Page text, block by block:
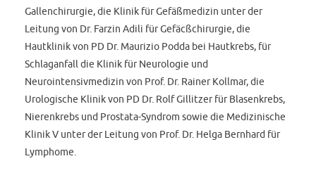
Gallenchirurgie, die Klinik für Gefäßmedizin unter der
Leitung von Dr. Farzin Adili für Gefäcßchirurgie, die
Hautklinik von PD Dr. Maurizio Podda bei Hautkrebs, für
Schlaganfall die Klinik für Neurologie und
Neurointensivmedizin von Prof. Dr. Rainer Kollmar, die
Urologische Klinik von PD Dr. Rolf Gillitzer für Blasenkrebs,
Nierenkrebs und Prostata-Syndrom sowie die Medizinische
Klinik V unter der Leitung von Prof. Dr. Helga Bernhard für
Lymphome.